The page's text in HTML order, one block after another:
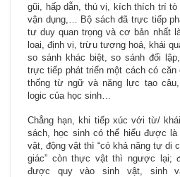
gũi, hấp dẫn, thú vị, kích thích trí tò
vận dụng,… Bộ sách đã trực tiếp
tư duy quan trọng và cơ bản nhất
loại, định vị, trừu tượng hoá, khái
so sánh khác biệt, so sánh đối
trực tiếp phát triển một cách có
thống từ ngữ và năng lực tạo
logic của học sinh…
Chẳng hạn, khi tiếp xúc với từ/
sách, học sinh có thể hiểu được
vật, động vật thì “có khả năng tự di
giác” còn thực vật thì ngược lại;
được quy vào sinh vật, sinh